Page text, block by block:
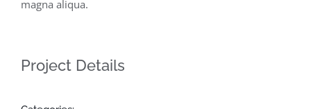
magna aliqua.
Project Details